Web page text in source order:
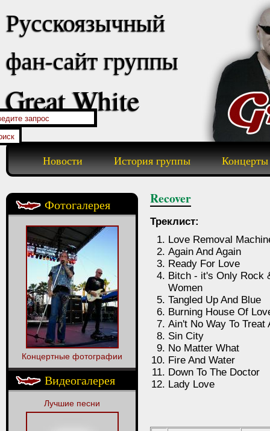
Русскоязычный
фан-сайт группы
Great White
Новости История группы Концерты
Фотогалерея
Концертные фотографии
Видеогалерея
Лучшие песни
Recover
Треклист:
Love Removal
Again And Again
Ready For Love
Bitch - it's Only Rock
Women
Tangled Up And Blue
Burning House Of
Ain't No Way To Treat
Sin City
No Matter What
Fire And Water
Down To The Doctor
Lady Love